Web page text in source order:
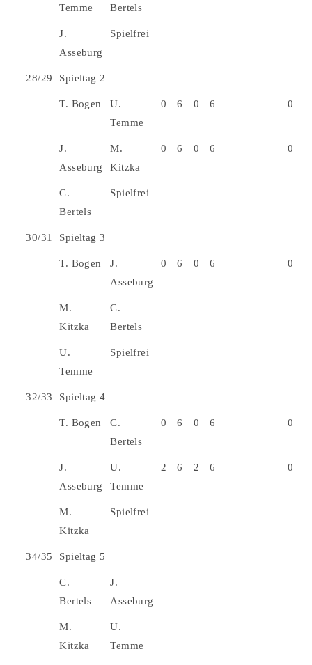
Temme Bertels
J.
Asseburg
Spielfrei
28/29 Spieltag 2
T. Bogen
U.
Temme
0 6 0 6 0
J.
Asseburg
M.
Kitzka
0 6 0 6 0
C.
Bertels
Spielfrei
30/31 Spieltag 3
T. Bogen
J.
Asseburg
0 6 0 6 0
M.
Kitzka
C.
Bertels
U.
Temme
Spielfrei
32/33 Spieltag 4
T. Bogen
C.
Bertels
0 6 0 6 0
J.
Asseburg
U.
Temme
2 6 2 6 0
M.
Kitzka
Spielfrei
34/35 Spieltag 5
C.
Bertels
J.
Asseburg
M.
Kitzka
U.
Temme